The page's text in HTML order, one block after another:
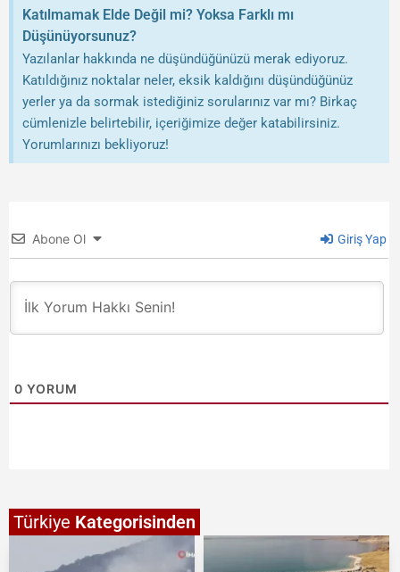
Katılmamak Elde Değil mi? Yoksa Farklı mı
Düşünüyorsunuz?
Yazılanlar hakkında ne düşündüğünüzü merak ediyoruz.
Katıldığınız noktalar neler, eksik kaldığını düşündüğünüz
yerler ya da sormak istediğiniz sorularınız var mı? Birkaç
cümlenizle belirtebilir, içeriğimize değer katabilirsiniz.
Yorumlarınızı bekliyoruz!
Abone Ol Giriş Yap
0 YORUM
Türkiye Kategorisinden